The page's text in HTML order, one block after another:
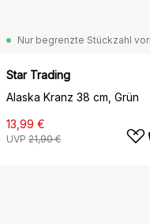
Star Trading
Alaska Kranz 38 cm, Grün
13,99 €
UVP 21,90 €